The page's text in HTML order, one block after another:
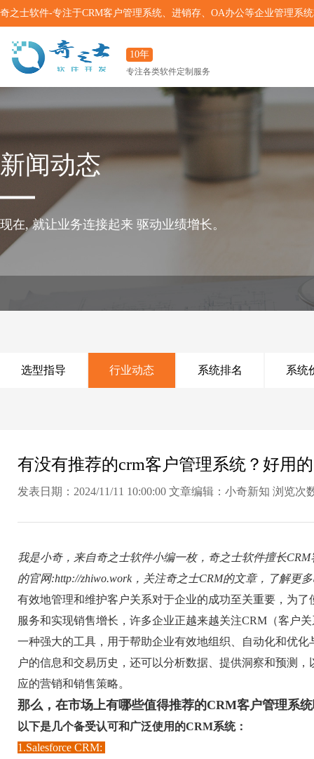
奇之士软件-专注于CRM客户管理系统、进销存、OA办公等企业管理系
10年
专注各类软件定制服务
新闻动态
现在, 就让业务连接起来 驱动业绩增长。
选型指导 行业动态 系统排名 系统
有没有推荐的crm客户管理系统？好用
发表日期：2024/11/11 10:00:00 文章编辑：小奇新知 浏览次
我是小奇，来自奇之士软件小编一枚，奇之士软件擅长
的官网:http://zhiwo.work，关注奇之士CRM的文章，了解更
有效地管理和维护客户关系对于企业的成功至关重要，为
服务和实现销售增长，许多企业正越来越关注CRM（客户
一种强大的工具，用于帮助企业有效地组织、自动化和优
户的信息和交易历史，还可以分析数据、提供洞察和预测
应的营销和销售策略。
那么，在市场上有哪些值得推荐的CRM客户管理系
以下是几个备受认可和广泛使用的CRM系统：
1.Salesforce CRM: